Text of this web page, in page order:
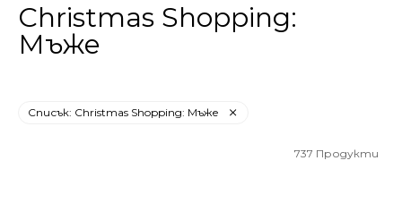
Christmas Shopping:
Мъже
Списък: Christmas Shopping: Мъже
737 Продукти